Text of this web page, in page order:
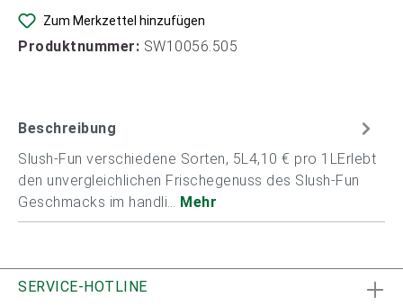
Zum Merkzettel hinzufügen
Produktnummer: SW10056.505
Beschreibung
Slush-Fun verschiedene Sorten, 5L4,10 € pro 1LErlebt
den unvergleichlichen Frischegenuss des Slush-Fun
Geschmacks im handli… Mehr
SERVICE-HOTLINE